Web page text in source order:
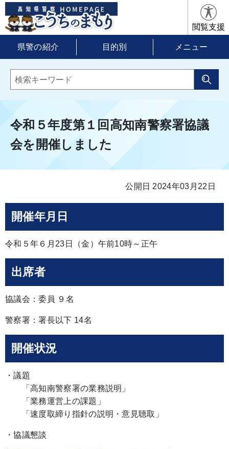
閲覧支援
県警の紹介 目的別 メニュー
令和５年度第１回高知南警察署協議
会を開催しました
公開日 2024年03月22日
開催年月日
令和５年６月23日（金）午前10時～正午
出席者
協議会：委員 ９名
警察署：署長以下 14名
開催状況
・議題
「高知南警察署の業務説明」
「業務運営上の課題」
「速度取締り指針の説明・意見聴取」
・協議懇談